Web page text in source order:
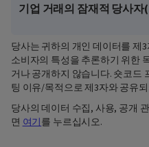
기업 거래의 잠재적 당사
당사는 귀하의 개인 데이터를 제
소비자의 특성을 추론하기 위한
거나 공개하지 않습니다. 숏코드
팅 이유/목적으로 제3자와 공유
당사의 데이터 수집, 사용, 공개
면여기를 누르십시오.